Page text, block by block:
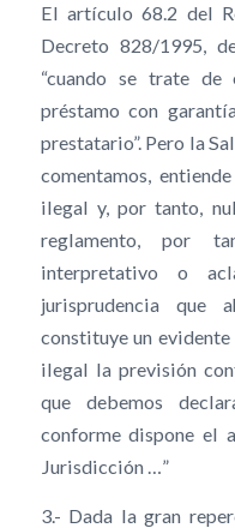
El artículo 68.2 del
Decreto 828/1995,
“cuando se trate de
préstamo con
prestatario”. Pero la
comentamos,
ilegal y, por tanto,
reglamento, por
interpretativo o
jurisprudencia que
constituye un
ilegal la previsión
que debemos
conforme dispone el
Jurisdicción …”
3.- Dada la gran